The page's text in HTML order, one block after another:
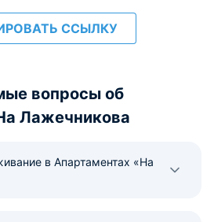
ССЫЛКУ
вопросы об
Лажечникова
в Апартаментах «На